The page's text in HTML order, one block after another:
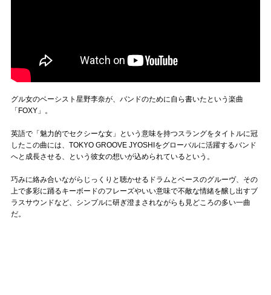
グル女のベーシスト星野李奈が、バンドのために自ら書いたという楽曲
「FOXY」。
英語で「魅力的でセクシーな女」という意味を持つスラングをタイトルに冠
したこの曲には、TOKYO GROOVE JYOSHIをグローバルに活躍するバンド
へと成長させる、という彼女の想いが込められているという。
巧みに絡み合いながらじっくりと聴かせるドラムとベースのグルーヴ、その
上で多彩に踊るキーボードのフレーズやいい意味で不敵な情緒を醸し出すブ
ラスサウンドなど、シンプルに研ぎ澄まされながらも見どころの多い一曲
だ。